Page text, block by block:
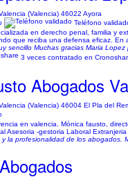
(Valencia) 46022 Ayora
Teléfono
en derecho penal, familia y
que reciba una defensa eficaz.
sencillo Muchas gracias Maria
3 veces contratado en
Abogados
(Valencia) 46004 El Pla del
en valencia. Mónica fausto,
Asesoria -gestoria Laboral
y la profesionalidad de los abogados.